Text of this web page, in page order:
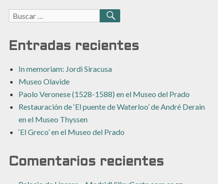
Buscar:
BUSCAR
Entradas recientes
In memoriam: Jordi Siracusa
Museo Olavide
Paolo Veronese (1528-1588) en el Museo del Prado
Restauración de ‘El puente de Waterloo’ de André Derain
en el Museo Thyssen
‘El Greco’ en el Museo del Prado
Comentarios recientes